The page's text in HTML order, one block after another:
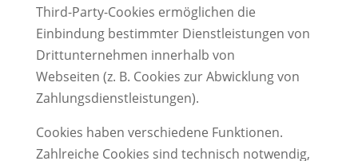
Third-Party-Cookies ermöglichen die
Einbindung bestimmter Dienstleistungen von
Drittunternehmen innerhalb von
Webseiten (z. B. Cookies zur Abwicklung von
Zahlungsdienstleistungen).
Cookies haben verschiedene Funktionen.
Zahlreiche Cookies sind technisch notwendig,